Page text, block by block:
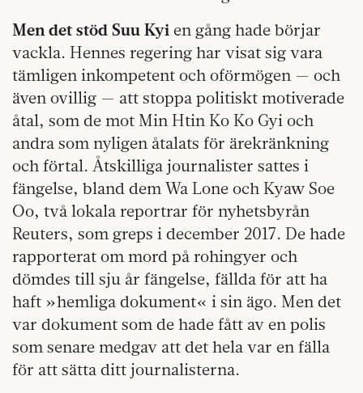
Men det stöd Suu Kyi en gång hade börjar
vackla. Hennes regering har visat sig vara
tämligen inkompetent och oförmögen — och
även ovillig — att stoppa politiskt motiverade
åtal, som de mot Min Htin Ko Ko Gyi och
andra som nyligen åtalats för ärekränkning
och förtal. Åtskilliga journalister sattes i
fängelse, bland dem Wa Lone och Kyaw Soe
Oo, två lokala reportrar för nyhetsbyrån
Reuters, som greps i december 2017. De hade
rapporterat om mord på rohingyer och
dömdes till sju år fängelse, fällda för att ha
haft »hemliga dokument« i sin ägo. Men det
var dokument som de hade fått av en polis
som senare medgav att det hela var en fälla
för att sätta ditt journalisterna.